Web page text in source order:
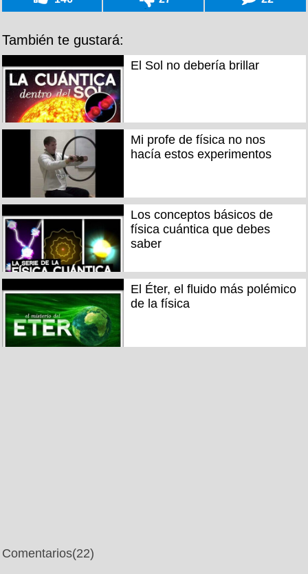
También te gustará:
El Sol no debería brillar
Mi profe de física no nos
hacía estos experimentos
Los conceptos básicos de
física cuántica que debes
saber
El Éter, el fluido más polémico
de la física
Comentarios(22)